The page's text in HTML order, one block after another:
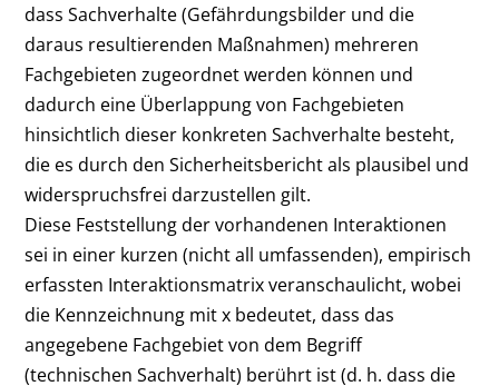
dass Sachverhalte (Gefährdungsbilder und die
daraus resultierenden Maßnahmen) mehreren
Fachgebieten zugeordnet werden können und
dadurch eine Überlappung von Fachgebieten
hinsichtlich dieser konkreten Sachverhalte besteht,
die es durch den Sicherheitsbericht als plausibel und
widerspruchsfrei darzustellen gilt.
Diese Feststellung der vorhandenen Interaktionen
sei in einer kurzen (nicht all umfassenden), empirisch
erfassten Interaktionsmatrix veranschaulicht, wobei
die Kennzeichnung mit x bedeutet, dass das
angegebene Fachgebiet von dem Begriff
(technischen Sachverhalt) berührt ist (d. h. dass die